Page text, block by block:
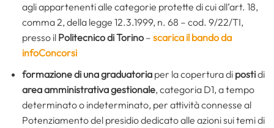
agli appartenenti alle categorie protette di cui all’art. 18,
comma 2, della legge 12.3.1999, n. 68 – cod. 9/22/TI,
presso il Politecnico di Torino– scarica il bando da
infoConcorsi
formazione di una graduatoriaper la copertura di postidi
area amministrativa gestionale, categoria D1, a tempo
determinato o indeterminato, per attività connesse al
Potenziamento del presidio dedicato alle azioni sui temi di